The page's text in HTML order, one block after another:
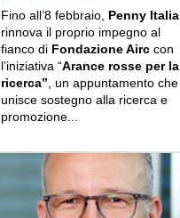
Fino all’8 febbraio, Penny Italia
rinnova il proprio impegno al
fianco di Fondazione Airc con
l’iniziativa “Arance rosse per la
ricerca” , un appuntamento che
unisce sostegno alla ricerca e
promozione...